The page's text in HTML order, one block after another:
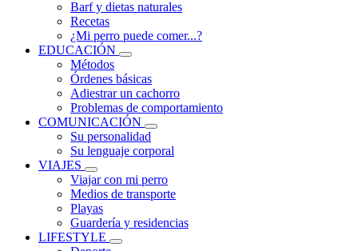
Barf y dietas naturales
Recetas
¿Mi perro puede comer...?
EDUCACIÓN
Métodos
Órdenes básicas
Adiestrar un cachorro
Problemas de comportamiento
COMUNICACIÓN
Su personalidad
Su lenguaje corporal
VIAJES
Viajar con mi perro
Medios de transporte
Playas
Guardería y residencias
LIFESTYLE